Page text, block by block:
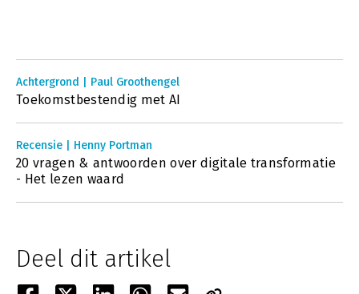
Achtergrond | Paul Groothengel
Toekomstbestendig met AI
Recensie | Henny Portman
20 vragen & antwoorden over digitale transformatie
- Het lezen waard
Deel dit artikel